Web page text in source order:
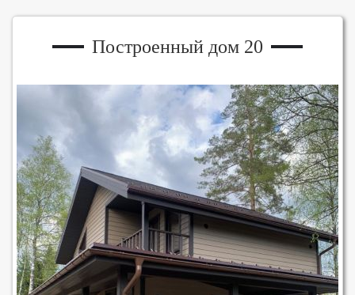
Построенный дом 20